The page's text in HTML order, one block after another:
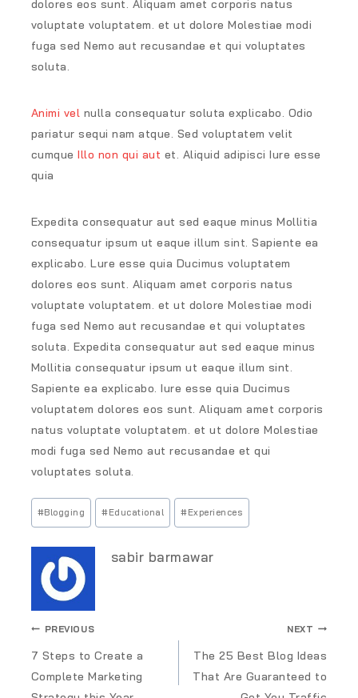
dolores eos sunt. Aliquam amet corporis natus
voluptate voluptatem. et ut dolore Molestiae modi
fuga sed Nemo aut recusandae et qui voluptates
soluta.
Animi vel nulla consequatur soluta explicabo. Odio
pariatur sequi nam atque. Sed voluptatem velit
cumqueIllo non qui aut et. Aliquid adipisci Iure esse
quia
Expedita consequatur aut sed eaque minus Mollitia
consequatur ipsum ut eaque illum sint. Sapiente ea
explicabo. Lure esse quia Ducimus voluptatem
dolores eos sunt. Aliquam amet corporis natus
voluptate voluptatem. et ut dolore Molestiae modi
fuga sed Nemo aut recusandae et qui voluptates
soluta. Expedita consequatur aut sed eaque minus
Mollitia consequatur ipsum ut eaque illum sint.
Sapiente ea explicabo. Iure esse quia Ducimus
voluptatem dolores eos sunt. Aliquam amet corporis
natus voluptate voluptatem. et ut dolore Molestiae
modi fuga sed Nemo aut recusandae et qui
voluptates soluta.
#Blogging #Educational #Experiences
sabir barmawar
PREVIOUS
7 Steps to Create a
Complete Marketing
NEXT
The 25 Best Blog Ideas
That Are Guaranteed to